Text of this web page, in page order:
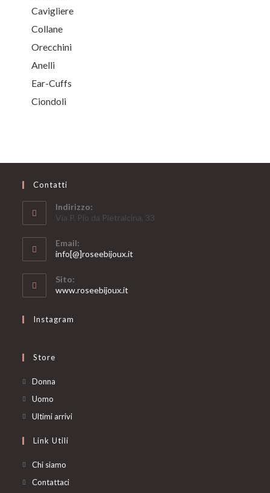
Cavigliere
Collane
Orecchini
Anelli
Ear-Cuffs
Ciondoli
Contatti
Indirizzo:
Via P. Pio da Pietralcina, 33
Email:
info[@]roseebijoux.it
Sito:
www.roseebijoux.it
Instagram
Store
Donna
tab
Uomo
in
new
Ultimi arriviOpens
Link Utili
Chi siamo
Contattaci